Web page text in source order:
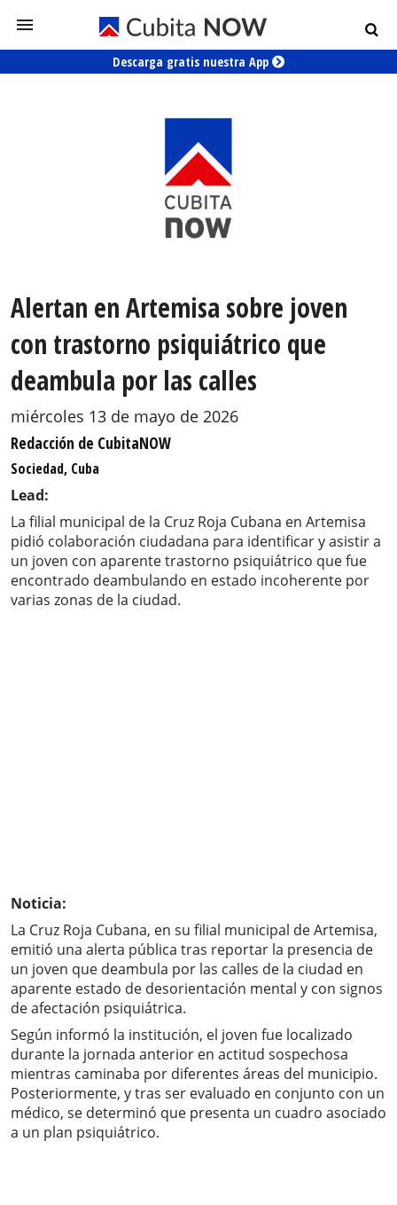
Descarga gratis nuestra App
Alertan en Artemisa sobre joven
con trastorno psiquiátrico que
deambula por las calles
miércoles 13 de mayo de 2026
Redacción de CubitaNOW
Sociedad, Cuba
Lead:
La filial municipal de la Cruz Roja Cubana en Artemisa
pidió colaboración ciudadana para identificar y asistir a
un joven con aparente trastorno psiquiátrico que fue
encontrado deambulando en estado incoherente por
varias zonas de la ciudad.
Noticia:
La Cruz Roja Cubana, en su filial municipal de Artemisa,
emitió una alerta pública tras reportar la presencia de
un joven que deambula por las calles de la ciudad en
aparente estado de desorientación mental y con signos
de afectación psiquiátrica.
Según informó la institución, el joven fue localizado
durante la jornada anterior en actitud sospechosa
mientras caminaba por diferentes áreas del municipio.
Posteriormente, y tras ser evaluado en conjunto con un
médico, se determinó que presenta un cuadro asociado
a un plan psiquiátrico.